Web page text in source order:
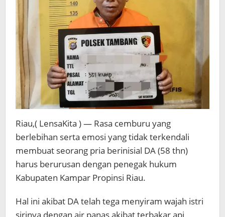
Riau,( LensaKita ) — Rasa cemburu yang
berlebihan serta emosi yang tidak terkendali
membuat seorang pria berinisial DA (58 thn)
harus berurusan dengan penegak hukum
Kabupaten Kampar Propinsi Riau.
Hal ini akibat DA telah tega menyiram wajah istri
sirinya dengan air panas akibat terbakar api